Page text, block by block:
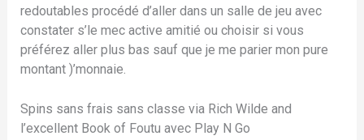
redoutables procédé d’aller dans un salle de jeu avec
constater s’le mec active amitié ou choisir si vous
préférez aller plus bas sauf que je me parier mon pure
montant )’monnaie.
Spins sans frais sans classe via Rich Wilde and
l’excellent Book of Foutu avec Play N Go